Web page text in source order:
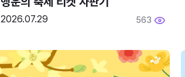
2026.07.29 563